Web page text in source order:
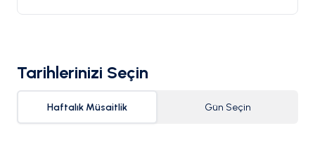
Tarihlerinizi Seçin
Haftalık Müsaitlik Gün Seçin